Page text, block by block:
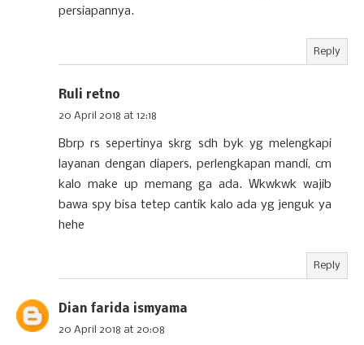
persiapannya.
Reply
Ruli retno
20 April 2018 at 12:18
Bbrp rs sepertinya skrg sdh byk yg melengkapi
layanan dengan diapers, perlengkapan mandi, cm
kalo make up memang ga ada. Wkwkwk wajib
bawa spy bisa tetep cantik kalo ada yg jenguk ya
hehe
Reply
Dian farida ismyama
20 April 2018 at 20:08